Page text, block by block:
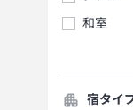
和室
宿タイ